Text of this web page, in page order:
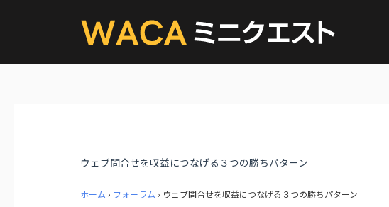
ウェブ問合せを収益につなげる３つの勝ちパターン
ホーム › フォーラム › ウェブ問合せを収益につなげる３つの勝ちパターン